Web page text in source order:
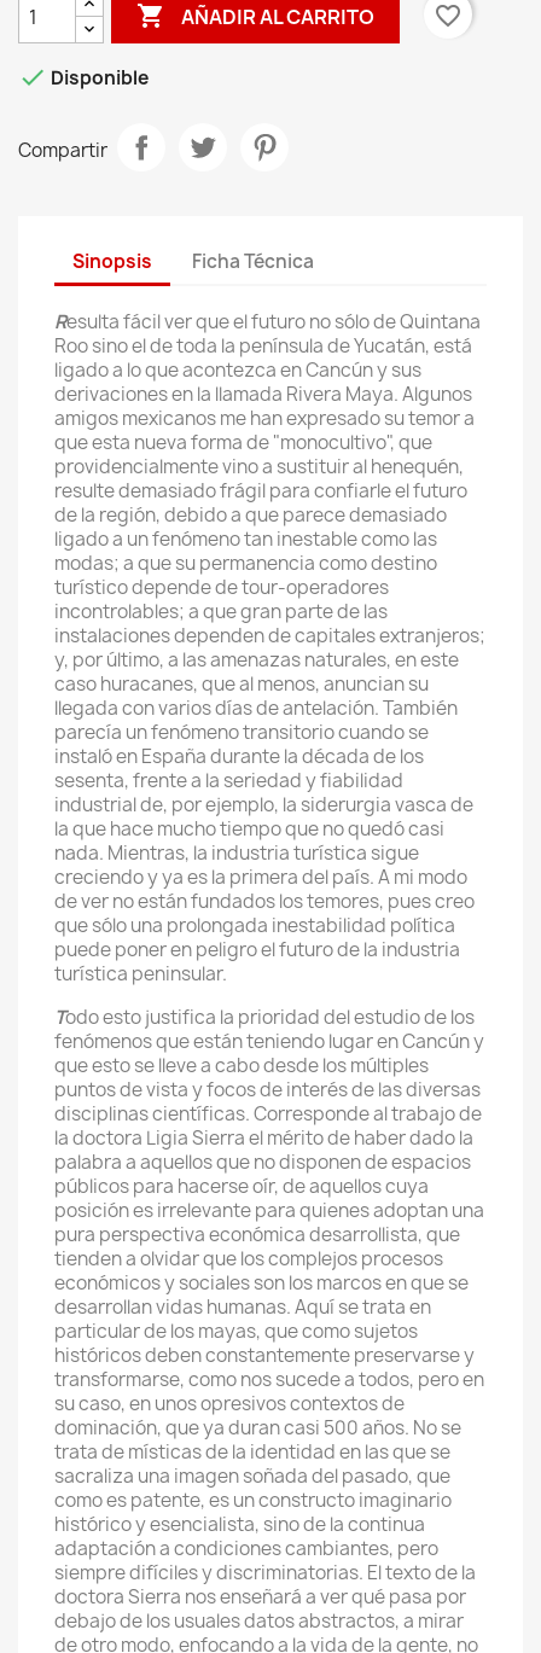
 AÑADIR AL CARRITO favorite_border
 Disponible
Compartir
Sinopsis Ficha Técnica
Resulta fácil ver que el futuro no sólo de Quintana
Roo sino el de toda la península de Yucatán, está
ligado a lo que acontezca en Cancún y sus
derivaciones en la llamada Rivera Maya. Algunos
amigos mexicanos me han expresado su temor a
que esta nueva forma de "monocultivo", que
providencialmente vino a sustituir al henequén,
resulte demasiado frágil para confiarle el futuro
de la región, debido a que parece demasiado
ligado a un fenómeno tan inestable como las
modas; a que su permanencia como destino
turístico depende de tour-operadores
incontrolables; a que gran parte de las
instalaciones dependen de capitales extranjeros;
y, por último, a las amenazas naturales, en este
caso huracanes, que al menos, anuncian su
llegada con varios días de antelación. También
parecía un fenómeno transitorio cuando se
instaló en España durante la década de los
sesenta, frente a la seriedad y fiabilidad
industrial de, por ejemplo, la siderurgia vasca de
la que hace mucho tiempo que no quedó casi
nada. Mientras, la industria turística sigue
creciendo y ya es la primera del país. A mi modo
de ver no están fundados los temores, pues creo
que sólo una prolongada inestabilidad política
puede poner en peligro el futuro de la industria
turística peninsular.
Todo esto justifica la prioridad del estudio de los
fenómenos que están teniendo lugar en Cancún y
que esto se lleve a cabo desde los múltiples
puntos de vista y focos de interés de las diversas
disciplinas científicas. Corresponde al trabajo de
la doctora Ligia Sierra el mérito de haber dado la
palabra a aquellos que no disponen de espacios
públicos para hacerse oír, de aquellos cuya
posición es irrelevante para quienes adoptan una
pura perspectiva económica desarrollista, que
tienden a olvidar que los complejos procesos
económicos y sociales son los marcos en que se
desarrollan vidas humanas. Aquí se trata en
particular de los mayas, que como sujetos
históricos deben constantemente preservarse y
transformarse, como nos sucede a todos, pero en
su caso, en unos opresivos contextos de
dominación, que ya duran casi 500 años. No se
trata de místicas de la identidad en las que se
sacraliza una imagen soñada del pasado, que
como es patente, es un constructo imaginario
histórico y esencialista, sino de la continua
adaptación a condiciones cambiantes, pero
siempre difíciles y discriminatorias. El texto de la
doctora Sierra nos enseñará a ver qué pasa por
debajo de los usuales datos abstractos, a mirar
de otro modo, enfocando a la vida de la gente, no